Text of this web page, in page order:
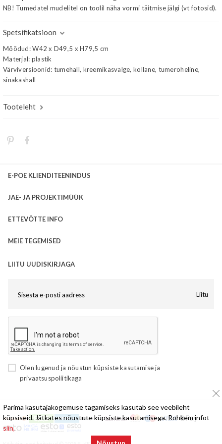
NB! Tumedatel mudelitel on toolil näha vormi täitmise jälgi (vt fotosid).
Spetsifikatsioon
Mõõdud: W42 x D49,5 x H79,5 cm
Materjal: plastik
Värviversioonid: tumehall, kreemikasvalge, kollane, tumeroheline,
sinakashall
Tooteleht
E-POE KLIENDITEENINDUS
JAE- JA PROJEKTIMÜÜK
ETTEVÕTTE INFO
MEIE TEGEMISED
LIITU UUDISKIRJAGA
Liitu
Olen lugenud ja nõustun küpsiste kasutamiseja
privaatsuspoliitikaga
Parima kasutajakogemuse tagamiseks kasutab see veebileht
küpsiseid. Jätkates nõustute küpsiste kasutamisega. Rohkem infot
siin,